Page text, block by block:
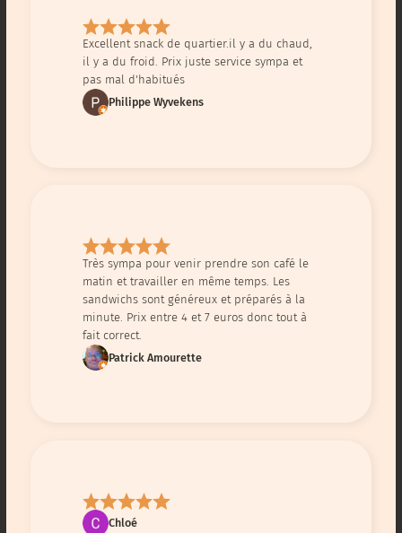
Excellent snack de quartier.il y a du chaud,
il y a du froid. Prix juste service sympa et
pas mal d'habitués
Philippe Wyvekens
Très sympa pour venir prendre son café le
matin et travailler en même temps. Les
sandwichs sont généreux et préparés à la
minute. Prix entre 4 et 7 euros donc tout à
fait correct.
Patrick Amourette
Chloé